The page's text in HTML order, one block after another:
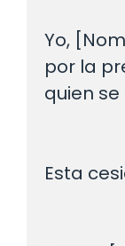
Yo,
por la
quien
Esta